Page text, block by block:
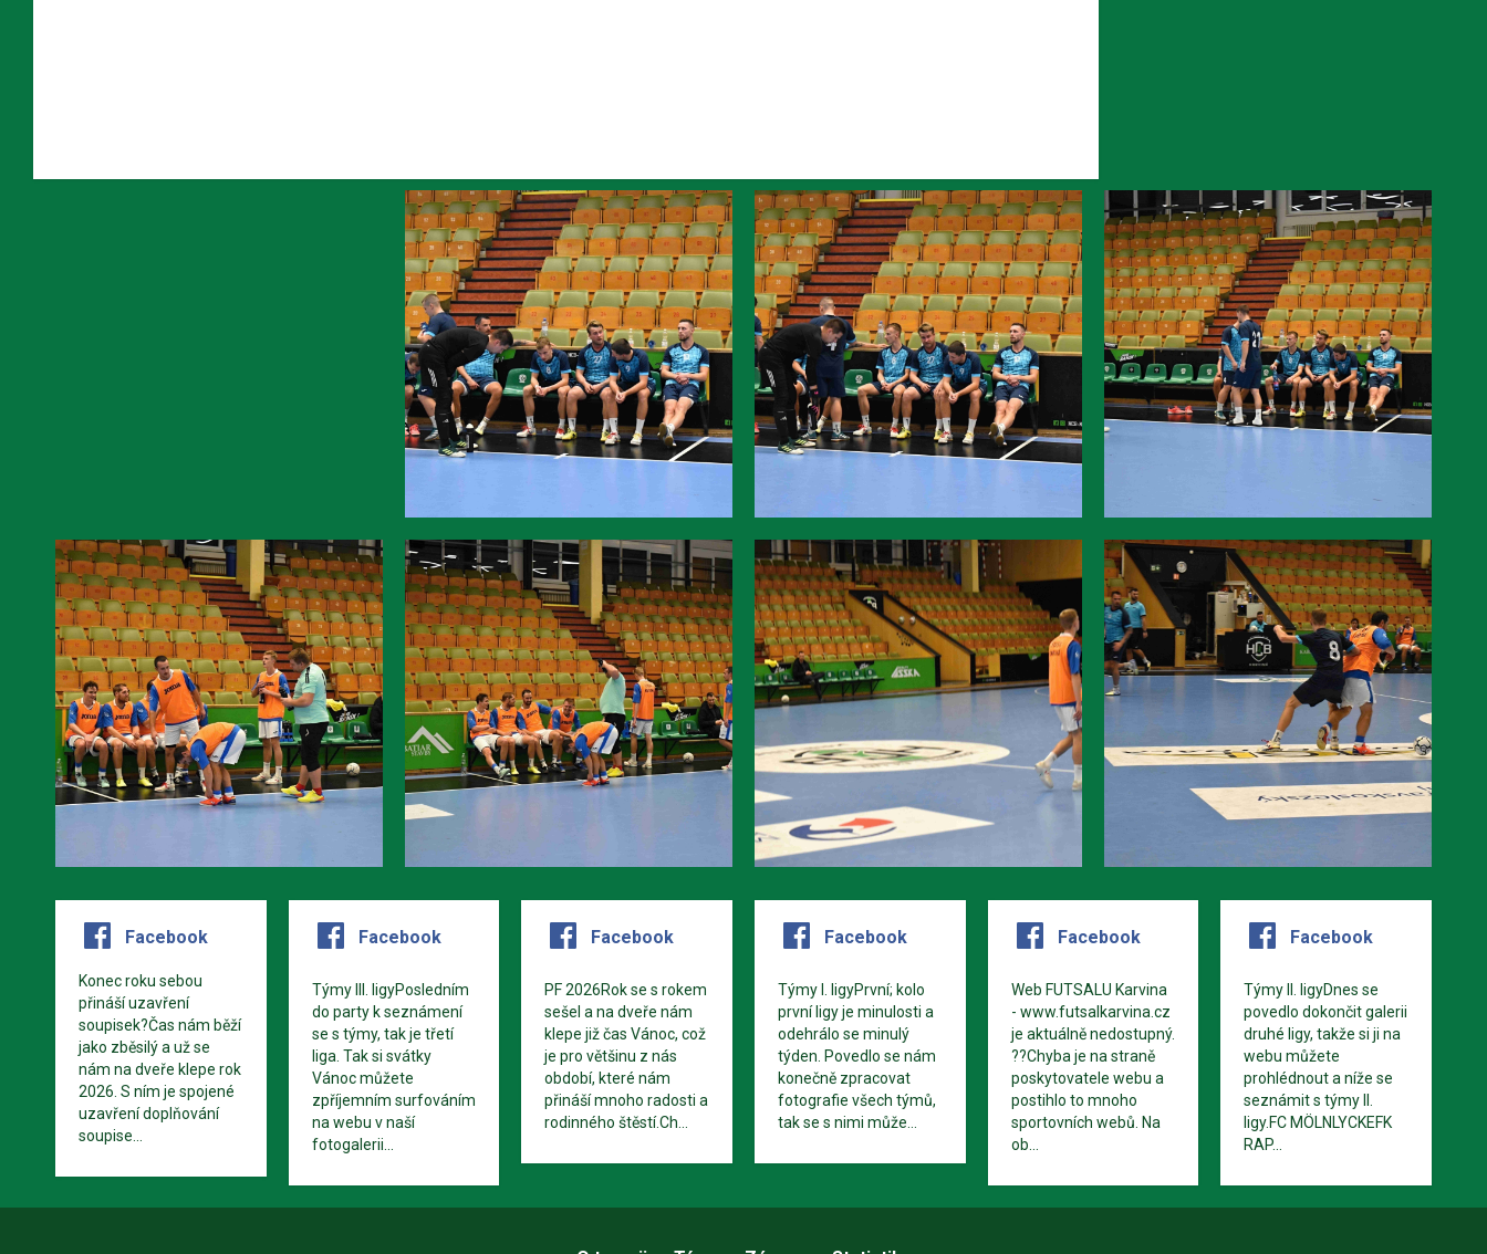
Facebook
Konec roku sebou
přináší uzavření
soupisek?Čas nám běží
jako zběsilý a už se
nám na dveře klepe rok
2026. S ním je spojené
uzavření doplňování
soupise...
Facebook
Týmy III. ligyPosledním
do party k seznámení
se s týmy, tak je třetí
liga. Tak si svátky
Vánoc můžete
zpříjemním surfováním
na webu v naší
fotogalerii...
Facebook
PF 2026Rok se s rokem
sešel a na dveře nám
klepe již čas Vánoc, což
je pro většinu z nás
období, které nám
přináší mnoho radosti a
rodinného štěstí.Ch...
Facebook
Týmy I. ligyPrvní; kolo
první ligy je minulosti a
odehrálo se minulý
týden. Povedlo se nám
konečně zpracovat
fotografie všech týmů,
tak se s nimi může...
Facebook
Web FUTSALU Karvina
- www.futsalkarvina.cz
je aktuálně nedostupný.
??Chyba je na straně
poskytovatele webu a
postihlo to mnoho
sportovních webů. Na
ob...
Facebook
Týmy II. ligyDnes se
povedlo dokončit galerii
druhé ligy, takže si ji na
webu můžete
prohlédnout a níže se
seznámit s týmy II.
ligy.FC MÖLNLYCKEFK
RAP...